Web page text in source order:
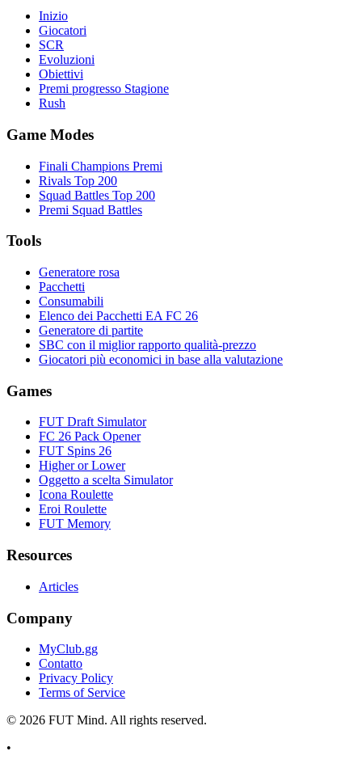
Inizio
Giocatori
SCR
Evoluzioni
Obiettivi
Premi progresso Stagione
Rush
Game Modes
Finali Champions Premi
Rivals Top 200
Squad Battles Top 200
Premi Squad Battles
Tools
Generatore rosa
Pacchetti
Consumabili
Elenco dei Pacchetti EA FC 26
Generatore di partite
SBC con il miglior rapporto qualità-prezzo
Giocatori più economici in base alla valutazione
Games
FUT Draft Simulator
FC 26 Pack Opener
FUT Spins 26
Higher or Lower
Oggetto a scelta Simulator
Icona Roulette
Eroi Roulette
FUT Memory
Resources
Articles
Company
MyClub.gg
Contatto
Privacy Policy
Terms of Service
© 2026 FUT Mind. All rights reserved.
•